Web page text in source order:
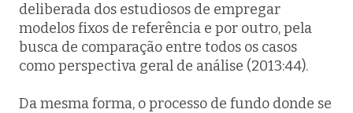
deliberada dos estudiosos de empregar
modelos fixos de referência e por outro, pela
busca de comparação entre todos os casos
como perspectiva geral de análise (2013:44).
Da mesma forma, o processo de fundo donde se